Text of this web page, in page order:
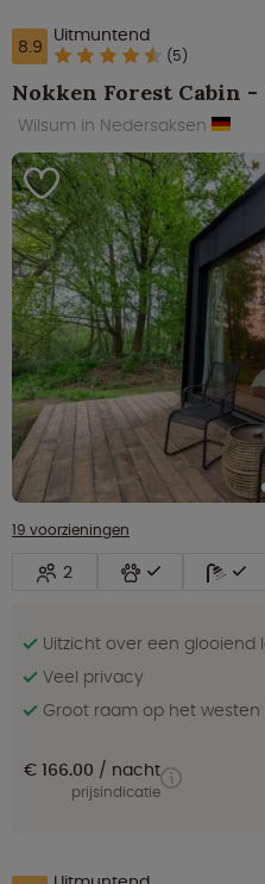
8.9 Uitmuntend
(5)
Nokken Forest Cabin -
Wilsum in Nedersaksen
19 voorzieningen
2
Uitzicht over een glooiend
Veel privacy
Groot raam op het westen
€ 166.00 nacht
prijsindicatie